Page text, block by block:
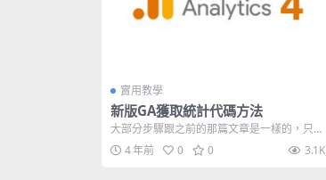
實用教學
新版GA獲取統計代碼方法
大部分步驟跟之前的那篇文章是一樣的，只是
第7步中獲取代碼的位置變成了下圖的位置 ...
4 年前 0 0 3.1K